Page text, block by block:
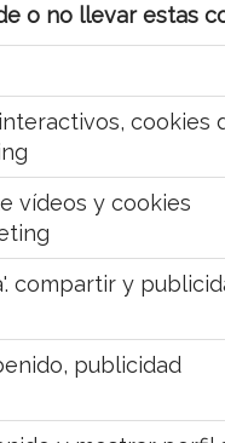
o no llevar estas
cookies
vídeos y cookies
compartir y
publicidad